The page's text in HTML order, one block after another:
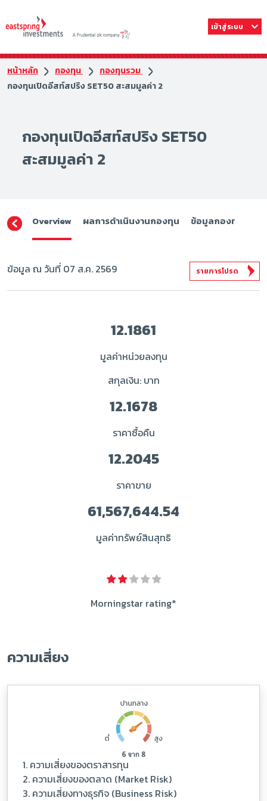
เข้าสู่ระบบ
หน้าหลัก กองทุน
กองทุนรวม
กองทุนเปิดอีสท์สปริง SET50 สะสมมูลค่า 2
กองทุนเปิดอีสท์สปริง SET50
สะสมมูลค่า 2
Overview ผลการดำเนินงานกองทุน ข้อมูลกองทุน
ข้อมูล ณ วันที่ 07 ส.ค. 2569 รายการโปรด
12.1861
มูลค่าหน่วยลงทุน
สกุลเงิน: บาท
12.1678
ราคาซื้อคืน
12.2045
ราคาขาย
61,567,644.54
มูลค่าทรัพย์สินสุทธิ
Morningstar rating*
ความเสี่ยง
1. ความเสี่ยงของตราสารทุน
2. ความเสี่ยงของตลาด (Market Risk)
3. ความเสี่ยงทางธุรกิจ (Business Risk)